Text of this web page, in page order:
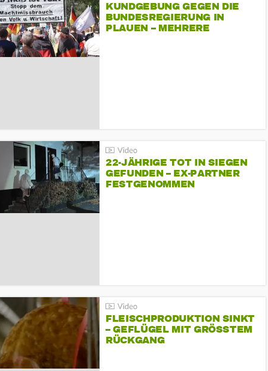
KUNDGEBUNG GEGEN DIE
BUNDESREGIERUNG IN
PLAUEN – MEHRERE
22-JÄHRIGE TOT IN SIEGEN
GEFUNDEN – EX-PARTNER
FESTGENOMMEN
FLEISCHPRODUKTION SINKT
– GEFLÜGEL MIT GRÖSSTEM R
ÜCKGANG